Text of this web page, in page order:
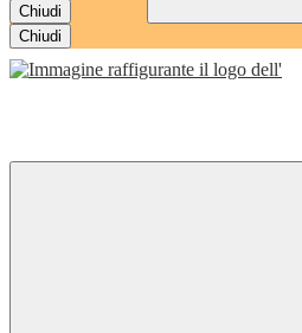
Chiudi
Chiudi